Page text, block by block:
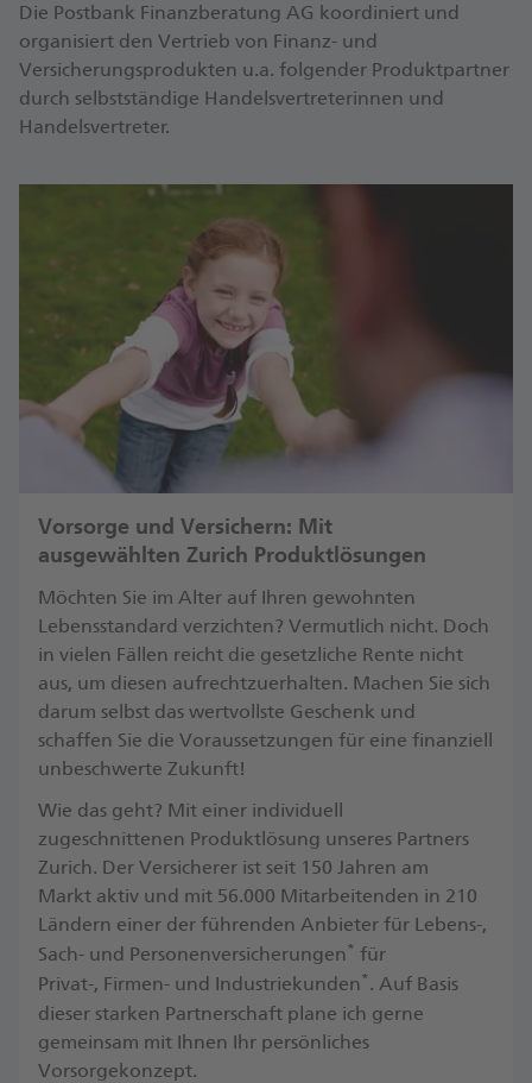
Die Postbank Finanzberatung AG koordiniert und
organisiert den Vertrieb von Finanz- und
Versicherungsprodukten u.a. folgender Produktpartner
durch selbstständige Handelsvertreterinnen und
Handelsvertreter.
Vorsorge und Versichern: Mit
ausgewählten Zurich Produktlösungen
Möchten Sie im Alter auf Ihren gewohnten
Lebensstandard verzichten? Vermutlich nicht. Doch
in vielen Fällen reicht die gesetzliche Rente nicht
aus, um diesen aufrechtzuerhalten. Machen Sie sich
darum selbst das wertvollste Geschenk und
schaffen Sie die Voraussetzungen für eine finanziell
unbeschwerte Zukunft! ​
Wie das geht? Mit einer individuell
zugeschnittenen Produktlösung unseres Partners
Zurich. Der Versicherer ist seit 150 Jahren am
Markt aktiv und mit 56.000 Mitarbeitenden in 210
Ländern einer der führenden Anbieter für Lebens-,
Sach- und Personenversicherungen* für
Privat-, Firmen- und Industriekunden*. ​Auf Basis
dieser starken Partnerschaft plane ich gerne
gemeinsam mit Ihnen Ihr persönliches
Vorsorgekonzept.